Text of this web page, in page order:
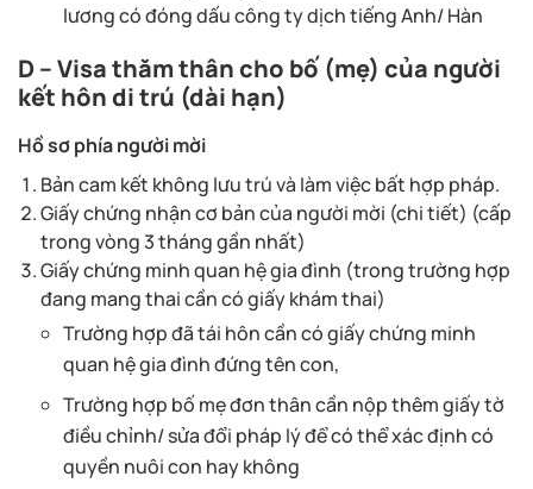
lương có đóng dấu công ty dịch tiếng Anh/ Hàn
D – Visa thăm thân cho bố (mẹ) của người
kết hôn di trú (dài hạn)
Hồ sơ phía người mời
Bản cam kết không lưu trú và làm việc bất hợp pháp.
Giấy chứng nhận cơ bản của người mời (chi tiết) (cấp
trong vòng 3 tháng gần nhất)
Giấy chứng minh quan hệ gia đình (trong trường hợp
đang mang thai cần có giấy khám thai)
Trường hợp đã tái hôn cần có giấy chứng minh
quan hệ gia đình đứng tên con,
Trường hợp bố mẹ đơn thân cần nộp thêm giấy tờ
điều chỉnh/ sửa đổi pháp lý để có thể xác định có
quyền nuôi con hay không